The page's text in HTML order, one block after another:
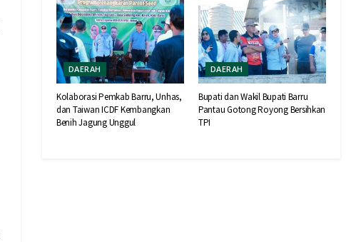
DAERAH
Kolaborasi Pemkab Barru, Unhas,
dan Taiwan ICDF Kembangkan
Benih Jagung Unggul
DAERAH
Bupati dan Wakil Bupati Barru
Pantau Gotong Royong Bersihkan
TPI